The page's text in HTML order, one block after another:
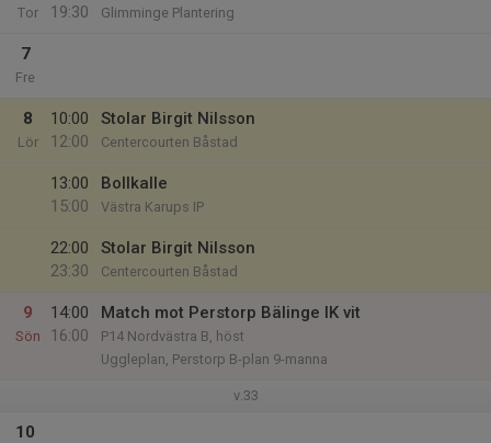
Tor
19:30
Glimminge Plantering
7
Fre
8
Lör
10:00
12:00
Stolar Birgit Nilsson
Centercourten Båstad
13:00
15:00
Bollkalle
Västra Karups IP
22:00
23:30
Stolar Birgit Nilsson
Centercourten Båstad
9
Sön
14:00
16:00
Match mot Perstorp Bälinge IK vit
P14 Nordvästra B, höst
Uggleplan, Perstorp B-plan 9-manna
v.33
10